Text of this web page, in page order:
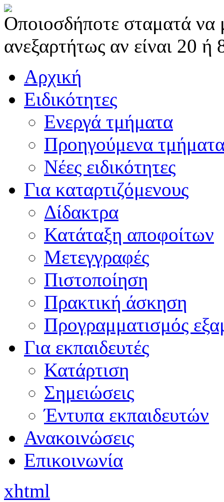
Οποιοσδήποτε σταματά να
ανεξαρτήτως αν είναι 20
Αρχική
Ειδικότητες
Ενεργά τμήματα
Προηγούμενα
Νέες ειδικότητες
Για καταρτιζόμενους
Δίδακτρα
Κατάταξη αποφοίτων
Μετεγγραφές
Πιστοποίηση
Πρακτική άσκηση
Προγραμματισμός
Για εκπαιδευτές
Κατάρτιση
Σημειώσεις
Έντυπα εκπαιδευτών
Ανακοινώσεις
Επικοινωνία
xhtml